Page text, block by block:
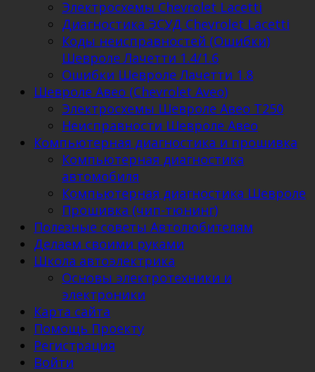
Электросхемы Chevrolet Lacetti
Диагностика ЭСУД Chevrolet Lacetti
Коды неисправностей (Ошибки)
Шевроле Лачетти 1.4/1.6
Ошибки Шевроле Лачетти 1.8
Шевроле Авео (Chevrolet Aveo)
Электросхемы Шевроле Авео Т250
Неисправности Шевроле Авео
Компьютерная диагностика и прошивка
Компьютерная диагностика
автомобиля
Компьютерная диагностика Шевроле
Прошивка (чип-тюнинг)
Полезные советы Автолюбителям
Делаем своими руками
Школа автоэлектрика
Основы электротехники и
электроники
Карта сайта
Помощь Проекту
Регистрация
Войти